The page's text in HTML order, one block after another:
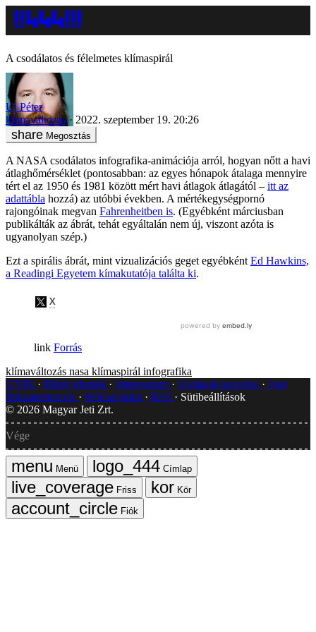
A csodálatos és félelmetes klímaspirál
Uj Péter
klímaváltozás
2022. szeptember 19. 20:26
Megosztás
A NASA csodálatos infografika-animációja arról, hogyan nőtt a havi
átlaghőmérséklet (pontosabban: az egyes hónapok átalaga mennyire
tért el az 1950 és 1981 között mért havi átlagok átlagától – itt az
adattábla hozzá) az utóbbi években. A mértékegységpornó
rajongóinak megvan Fahrenheitben is. (Egyébként márciusban
publikálták az ábrát, tehát egyáltalán nem új, viszont azóta is
ugyanolyan szép.)
Ezt a spirális ábrát, mint vizualizációs geget egyébként Ed Hawkins,
a Readingi Egyetem kímakutatója találta ki.
Forrás
klímaváltozás nasa klímaspirál infografika
GYIK
Hibát jelentek Impresszum Javítások kezelése
Jogi
dokumentumok
Médiaajánlat RSS
Sütibeállítások
© 2026 Magyar Jeti Zrt.
Vége
Menü
Címlap
Friss
Kör
Fiók